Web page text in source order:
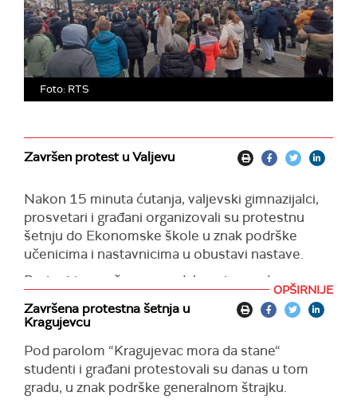
Foto: RTS
Završen protest u Valjevu
Nakon 15 minuta ćutanja, valjevski gimnazijalci,
prosvetari i građani organizovali su protestnu
šetnju do Ekonomske škole u znak podrške
učenicima i nastavnicima u obustavi nastave.
Protest je završen na gradskom trgu, gde su
valjevski gimnazijalci pročitali zahteve studenata
uz pozive na generalni štrajk i podršku Novaku
Đokoviću.
OPŠIRNIJE
Završena protestna šetnja u
Kragujevcu
Pod parolom “Kragujevac mora da stane“
studenti i građani protestovali su danas u tom
gradu, u znak podrške generalnom štrajku.